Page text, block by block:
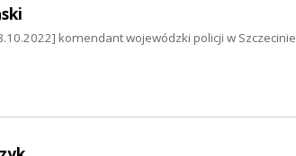
komendant wojewódzki policji w Szczecinie